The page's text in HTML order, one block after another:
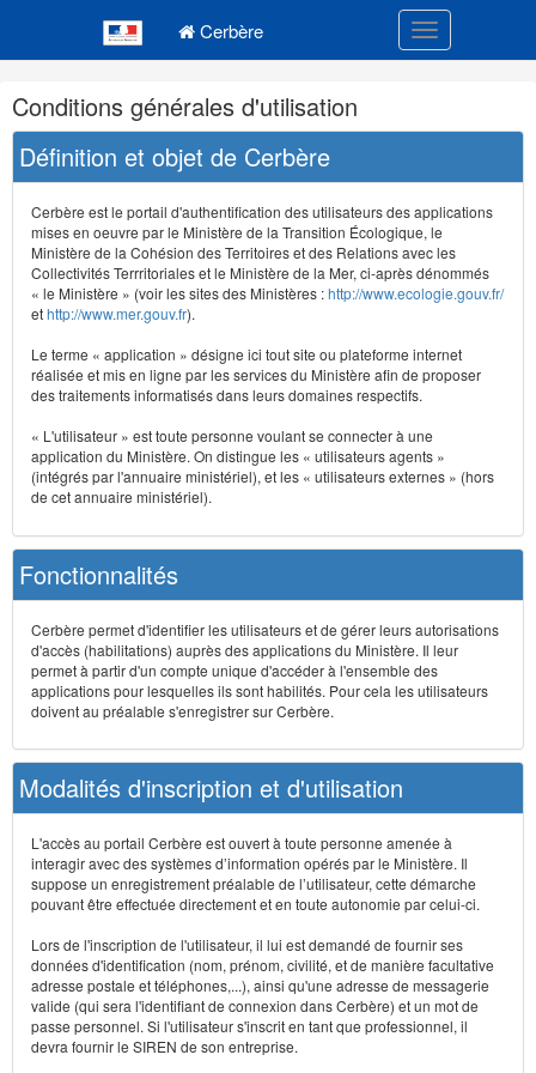
Cerbère Toggle
Navigation
et
outils
annexes
Conditions générales d'utilisation
Définition et objet de Cerbère
Cerbère est le portail d'authentification des utilisateurs des applications
mises en oeuvre par le Ministère de la Transition Écologique, le
Ministère de la Cohésion des Territoires et des Relations avec les
Collectivités Terrritoriales et le Ministère de la Mer, ci-après dénommés
« le Ministère » (voir les sites des Ministères :http://www.ecologie.gouv.fr/
ethttp://www.mer.gouv.fr).
Le terme « application » désigne ici tout site ou plateforme internet
réalisée et mis en ligne par les services du Ministère afin de proposer
des traitements informatisés dans leurs domaines respectifs.
« L'utilisateur » est toute personne voulant se connecter à une
application du Ministère. On distingue les « utilisateurs agents »
(intégrés par l'annuaire ministériel), et les « utilisateurs externes » (hors
de cet annuaire ministériel).
Fonctionnalités
Cerbère permet d'identifier les utilisateurs et de gérer leurs autorisations
d'accès (habilitations) auprès des applications du Ministère. Il leur
permet à partir d'un compte unique d'accéder à l'ensemble des
applications pour lesquelles ils sont habilités. Pour cela les utilisateurs
doivent au préalable s'enregistrer sur Cerbère.
Modalités d'inscription et d'utilisation
L'accès au portail Cerbère est ouvert à toute personne amenée à
interagir avec des systèmes d’information opérés par le Ministère. Il
suppose un enregistrement préalable de l’utilisateur, cette démarche
pouvant être effectuée directement et en toute autonomie par celui-ci.
Lors de l'inscription de l'utilisateur, il lui est demandé de fournir ses
données d'identification (nom, prénom, civilité, et de manière facultative
adresse postale et téléphones,...), ainsi qu'une adresse de messagerie
valide (qui sera l'identifiant de connexion dans Cerbère) et un mot de
passe personnel. Si l'utilisateur s'inscrit en tant que professionnel, il
devra fournir le SIREN de son entreprise.